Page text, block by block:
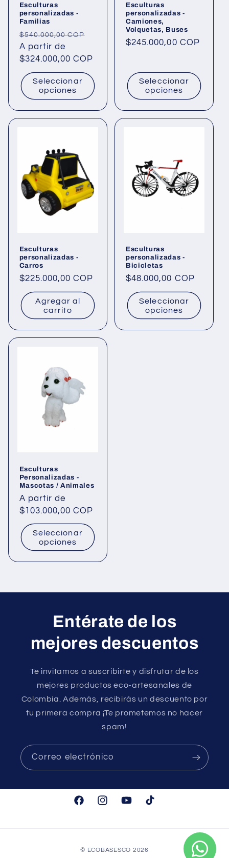
Esculturas
personalizadas -
Familias
Precio
habitual
$540.000,00 COP
oferta
A partir de
$324.000,00 COP
Seleccionar
opciones
Esculturas
personalizadas -
Camiones,
Volquetas, Buses
Precio
$245.000,00 COP
Seleccionar
opciones
Esculturas
personalizadas -
Carros
Precio
habitual
$225.000,00 COP
Agregar al
carrito
Esculturas
personalizadas -
Bicicletas
Precio
habitual
$48.000,00 COP
Seleccionar
opciones
Esculturas
Personalizadas -
Mascotas / Animales
Precio
habitual
A partir de
$103.000,00 COP
Seleccionar
opciones
Entérate de los
mejores descuentos
Te invitamos a suscribirte y disfrutar de los
mejores productos eco-artesanales de
Colombia. Además, recibirás un descuento por
tu primera compra ¡Te prometemos no hacer
spam!
Correo electrónico
FacebookInstagramYouTubeTikTok
© ECOBASESCO 2026